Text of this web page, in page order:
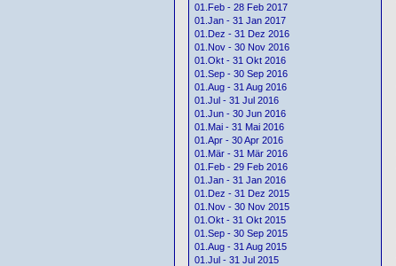
01.Feb - 28 Feb 2017
01.Jan - 31 Jan 2017
01.Dez - 31 Dez 2016
01.Nov - 30 Nov 2016
01.Okt - 31 Okt 2016
01.Sep - 30 Sep 2016
01.Aug - 31 Aug 2016
01.Jul - 31 Jul 2016
01.Jun - 30 Jun 2016
01.Mai - 31 Mai 2016
01.Apr - 30 Apr 2016
01.Mär - 31 Mär 2016
01.Feb - 29 Feb 2016
01.Jan - 31 Jan 2016
01.Dez - 31 Dez 2015
01.Nov - 30 Nov 2015
01.Okt - 31 Okt 2015
01.Sep - 30 Sep 2015
01.Aug - 31 Aug 2015
01.Jul - 31 Jul 2015